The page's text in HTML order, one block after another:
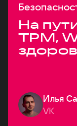
На
TPM,
Илья
VK